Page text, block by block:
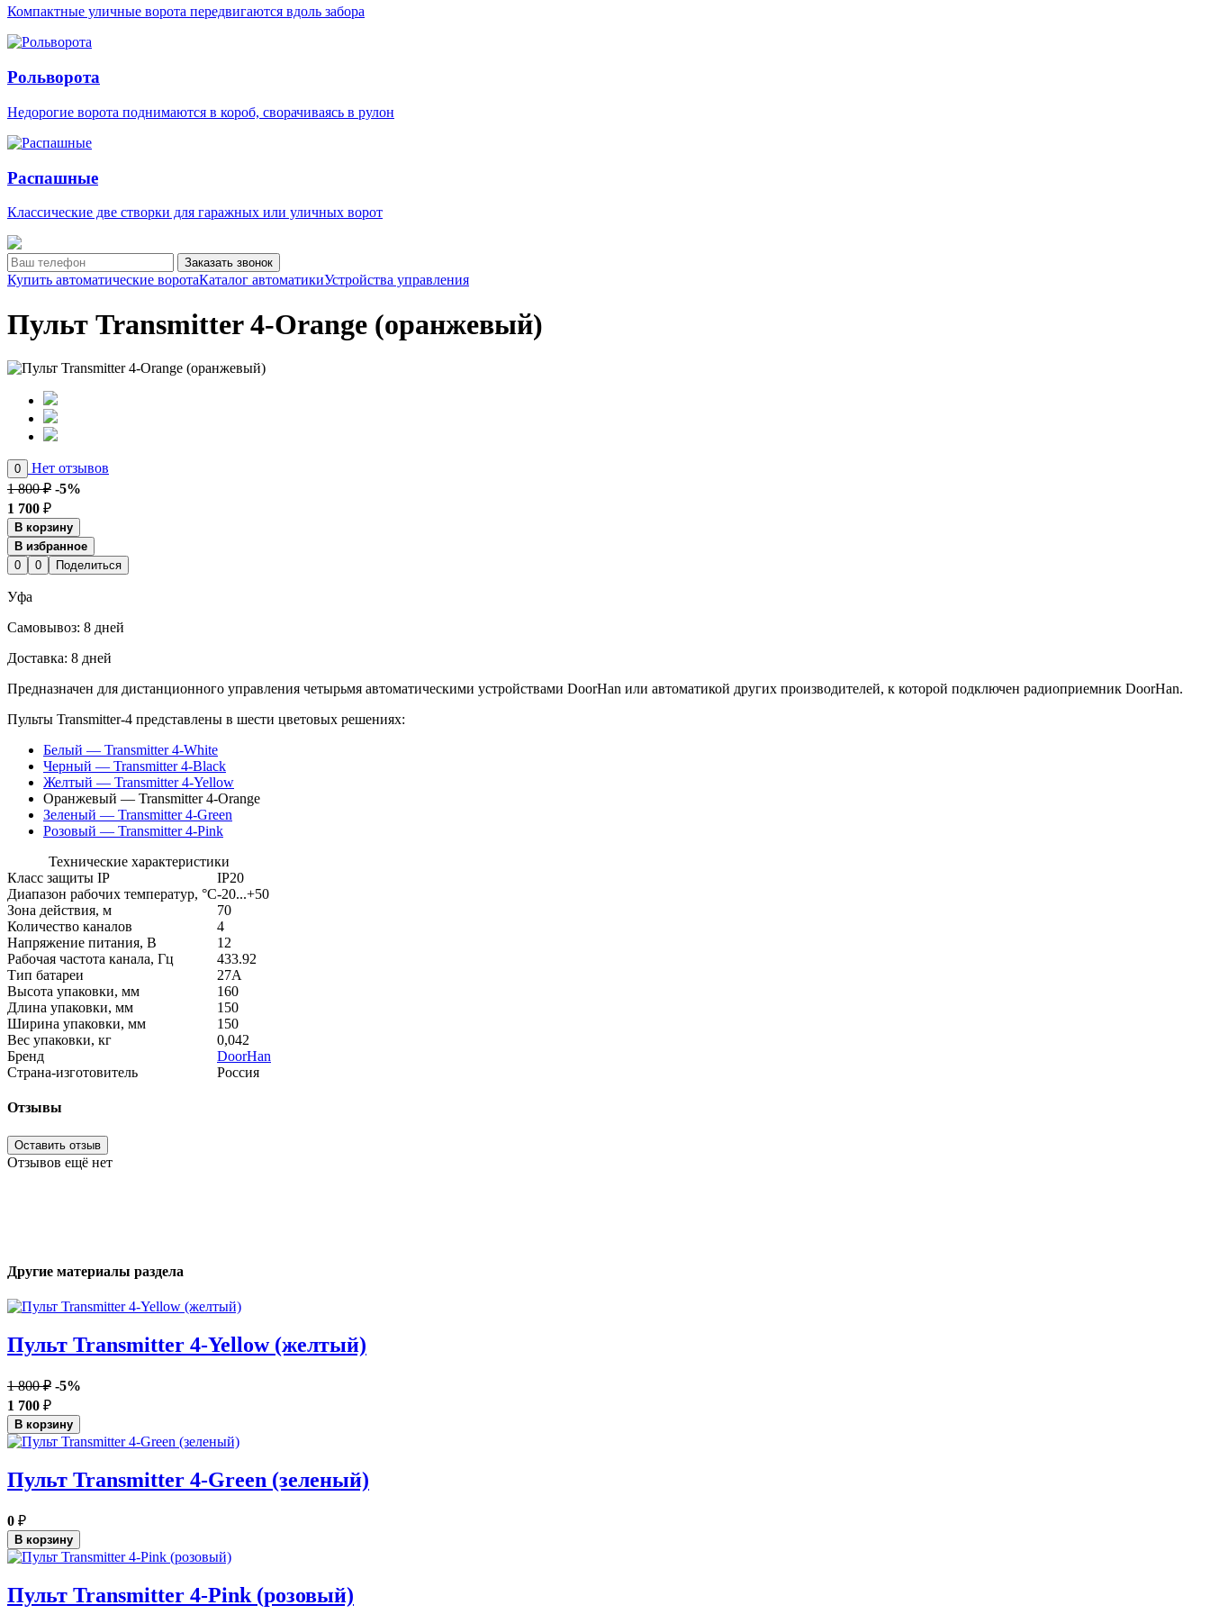
Компактные уличные ворота передвигаются вдоль забора
Рольворота
Недорогие ворота поднимаются в короб, сворачиваясь в рулон
Распашные
Классические две створки для гаражных или уличных ворот
Заказать звонок
Купить автоматические воротаКаталог автоматикиУстройства управления
Пульт Transmitter 4-Orange (оранжевый)
0
Нет отзывов
1 800 ₽ -5%
1 700 ₽
В корзину
В избранное
0
0 Поделиться
Уфа
Cамовывоз: 8 дней
Доставка: 8 дней
Предназначен для дистанционного управления четырьмя автоматическими устройствами DoorHan или автоматикой других производителей, к которой подключен радиоприемник DoorHan.
Пульты Transmitter-4 представлены в шести цветовых решениях:
Белый — Transmitter 4-White
Черный — Transmitter 4-Black
Желтый — Transmitter 4-Yellow
Оранжевый — Transmitter 4-Orange
Зеленый — Transmitter 4-Green
Розовый — Transmitter 4-Pink
Технические характеристики
Класс защиты IP
IP20
Диапазон рабочих температур, °С-20...+50
Зона действия, м
70
Количество каналов
4
Напряжение питания, В
12
Рабочая частота канала, Гц
433.92
Тип батареи
27А
Высота упаковки, мм
160
Длина упаковки, мм
150
Ширина упаковки, мм
150
Вес упаковки, кг
0,042
Бренд
DoorHan
Страна-изготовитель
Россия
Отзывы
Оставить отзыв
Отзывов ещё нет
Другие материалы раздела
Пульт Transmitter 4-Yellow (желтый)
1 800 ₽ -5%
1 700 ₽
В корзину
Пульт Transmitter 4-Green (зеленый)
0 ₽
В корзину
Пульт Transmitter 4-Pink (розовый)